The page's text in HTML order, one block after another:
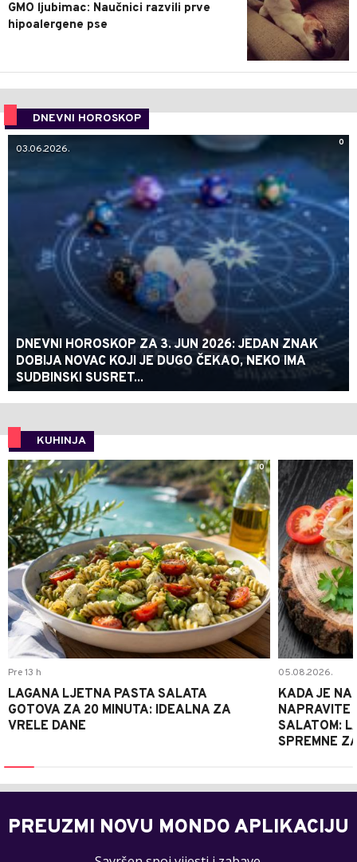
GMO ljubimac: Naučnici razvili prve
hipoalergene pse
DNEVNI HOROSKOP
0
03.06.2026.
DNEVNI HOROSKOP ZA 3. JUN 2026: JEDAN ZNAK
DOBIJA NOVAC KOJI JE DUGO ČEKAO, NEKO IMA
SUDBINSKI SUSRET...
KUHINJA
0
Pre 13 h
LAGANA LJETNA PASTA SALATA
GOTOVA ZA 20 MINUTA: IDEALNA ZA
VRELE DANE
05.08.2026.
KADA JE
NAPRAVITE
SALATOM:
SPREMNE
PREUZMI NOVU MONDO APLIKACIJU